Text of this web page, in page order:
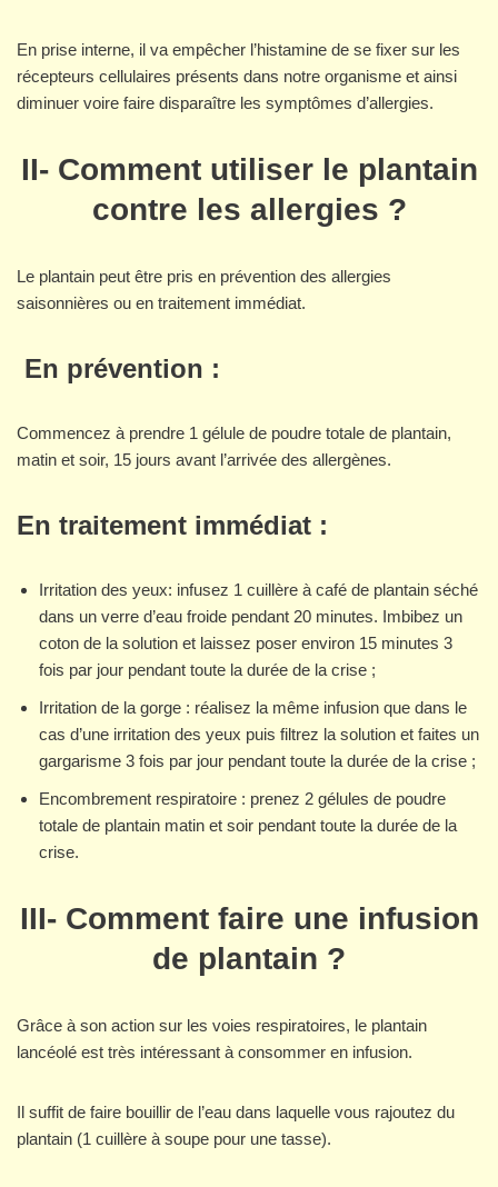
En prise interne, il va empêcher l’histamine de se fixer sur les
récepteurs cellulaires présents dans notre organisme et ainsi
diminuer voire faire disparaître les symptômes d’allergies.
II- Comment utiliser le plantain
contre les allergies ?
Le plantain peut être pris en prévention des allergies
saisonnières ou en traitement immédiat.
En prévention :
Commencez à prendre 1 gélule de poudre totale de plantain,
matin et soir, 15 jours avant l’arrivée des allergènes.
En traitement immédiat :
Irritation des yeux: infusez 1 cuillère à café de plantain séché
dans un verre d’eau froide pendant 20 minutes. Imbibez un
coton de la solution et laissez poser environ 15 minutes 3
fois par jour pendant toute la durée de la crise ;
Irritation de la gorge : réalisez la même infusion que dans le
cas d’une irritation des yeux puis filtrez la solution et faites un
gargarisme 3 fois par jour pendant toute la durée de la crise ;
Encombrement respiratoire : prenez 2 gélules de poudre
totale de plantain matin et soir pendant toute la durée de la
crise.
III- Comment faire une infusion
de plantain ?
Grâce à son action sur les voies respiratoires, le plantain
lancéolé est très intéressant à consommer en infusion.
Il suffit de faire bouillir de l’eau dans laquelle vous rajoutez du
plantain (1 cuillère à soupe pour une tasse).